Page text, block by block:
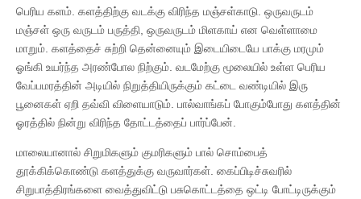
பெரிய களம். களத்திற்கு வடக்கு விரிந்த மஞ்சள்காடு. ஒருவருடம்
மஞ்சள் ஒரு வருடம் பருத்தி, ஒருவருடம் மிளகாய் என வெள்ளாமை
மாறும். களத்தைச் சுற்றி தென்னையும் இடையிடையே பாக்கு மரமும்
ஓங்கி உயர்ந்த அரண்போல நிற்கும். வடமேற்கு மூலையில் உள்ள பெரிய
வேப்பமரத்தின் அடியில் நிறுத்தியிருக்கும் கட்டை வண்டியில் இரு
பூனைகள் ஏறி தவ்வி விளையாடும். பால்வாங்கப் போகும்போது களத்தின்
ஓரத்தில் நின்று விரிந்த தோட்டத்தைப் பார்ப்பேன்.
மாலையானால் சிறுமிகளும் குமரிகளும் பால் சொம்பைத்
தூக்கிக்கொண்டு களத்துக்கு வருவார்கள். கைப்பிடிச்சுவரில்
சிறுபாத்திரங்களை வைத்துவிட்டு பசுகொட்டத்தை ஒட்டி போட்டிருக்கும்